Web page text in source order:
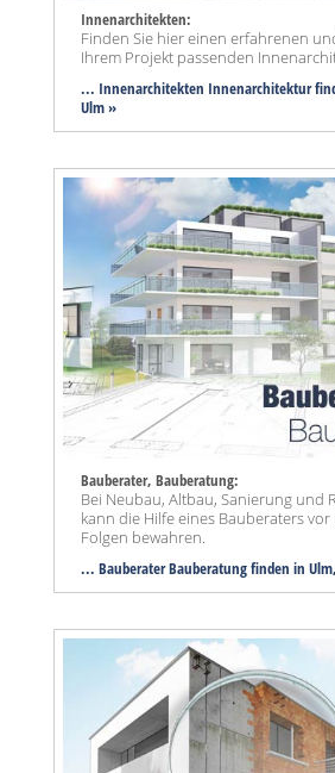
Innenarchitekten:
Finden Sie hier einen erfahrenen
Ihrem Projekt passenden
... Innenarchitekten Innenarchitektur
Ulm »
Bauberater, Bauberatung:
Bei Neubau, Altbau, Sanierung und
kann die Hilfe eines Bauberaters
Folgen bewahren.
... Bauberater Bauberatung finden in